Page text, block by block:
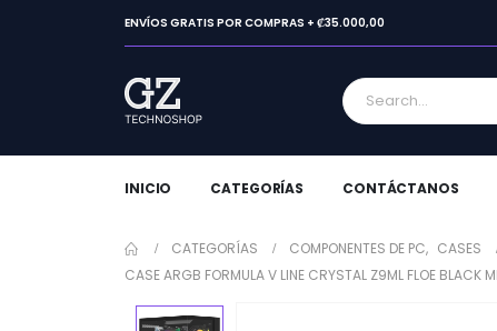
ENVÍOS GRATIS POR COMPRAS + ₡35.000,00
INICIO CATEGORÍAS CONTÁCTANOS
CATEGORÍAS COMPONENTES DE PC, CASES
CASE ARGB FORMULA V LINE CRYSTAL Z9ML FLOE BLACK